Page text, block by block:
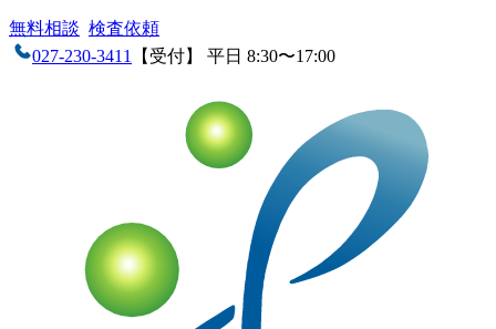
無料相談 検査依頼
027-230-3411
【受付】 平日 8:30〜17:00